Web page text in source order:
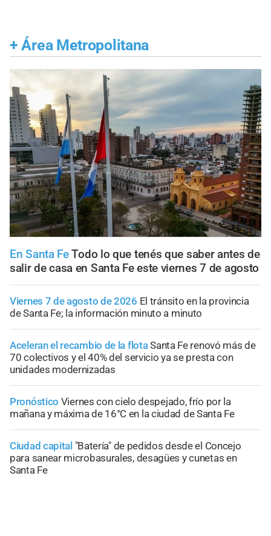
+ Área Metropolitana
En Santa FeTodo lo que tenés que saber antes de
salir de casa en Santa Fe este viernes 7 de agosto
Viernes 7 de agosto de 2026 El tránsito en la provincia
de Santa Fe; la información minuto a minuto
Aceleran el recambio de la flotaSanta Fe renovó más de
70 colectivos y el 40% del servicio ya se presta con
unidades modernizadas
Pronóstico Viernes con cielo despejado, frío por la
mañana y máxima de 16°C en la ciudad de Santa Fe
Ciudad capital "Batería" de pedidos desde el Concejo
para sanear microbasurales, desagües y cunetas en
Santa Fe